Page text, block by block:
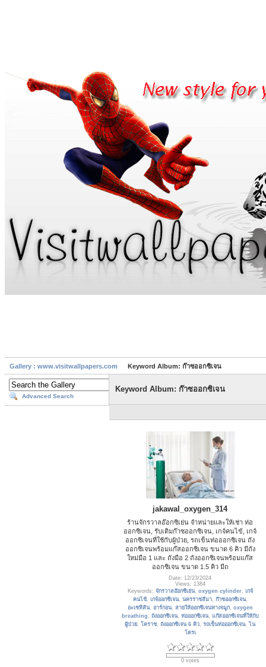
Gallery : www.visitwallpapers.com Keyword Album: ก๊าซออกซิเจน
Advanced Search
Keyword Album: ก๊าซออกซิเจน
jakawal_oxygen_314
ร้านจักรวาลอ๊อกซิเย่น จำหน่ายและให้เช่า ท่อ
ออกซิเจน, รับเติมก๊าซออกซิเจน, เกจ์คนไข้, เกจ์
ออกซิเจนที่ใช้กับผู้ป่วย, รถเข็นท่อออกซิเจน ถัง
ออกซิเจนพร้อมแก๊สออกซิเจน ขนาด 6 คิว มีถัง
ใหม่มือ 1 และ ถังมือ 2 ถังออกซิเจนพร้อมแก๊ส
ออกซิเจน ขนาด 1.5 คิว มีถ
Date: 12/23/2024
Views: 1384
Keywords: จักรวาลอ๊อกซิเย่น, oxygen cylinder, เกจ์
คนไข้ , เกจ์ออกซิเจน, นครราชสีมา, ก๊าซออกซิเจน,
อะเซทิลีน, อาร์กอน, สายให้ออกซิเจนทางจมูก, oxygen
breathing , ถังออกซิเจน, ท่อออกซิเจน, แก๊สออกซิเจนที่ให้กับ
ผู้ป่วย,โคราช,ถังออกซิเจน 6 คิว,รถเข็นท่อออกซิเจน,ไน
โตรเ
0 votes